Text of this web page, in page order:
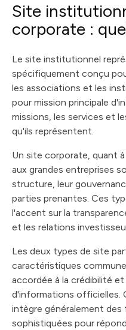
Site
corporate :
Le site institutionnel
spécifiquement conçu
les associations et les
pour mission principale
missions, les services et
qu'ils représentent.
Un site corporate, quant
aux grandes entreprises
structure, leur
parties prenantes. Ces
l'accent sur la
et les relations
Les deux types de site
caractéristiques
accordée à la crédibilité et
d'informations officielles.
intègre généralement
sophistiquées pour